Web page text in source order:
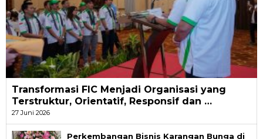
Transformasi FIC Menjadi Organisasi yang
Terstruktur, Orientatif, Responsif dan …
27 Juni 2026
Perkembangan Bisnis Karangan Bunga di